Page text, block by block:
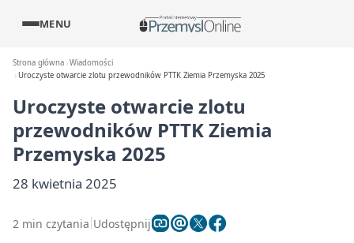
MENU
Strona główna Wiadomości
Uroczyste otwarcie zlotu przewodników PTTK Ziemia Przemyska 2025
Uroczyste otwarcie zlotu
przewodników PTTK Ziemia
Przemyska 2025
28 kwietnia 2025
2 min czytania Udostępnij